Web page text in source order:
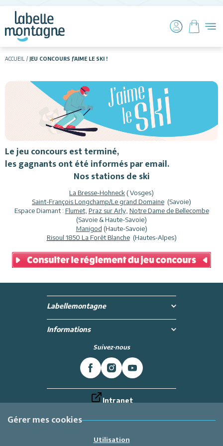
HIVER
CSE
CARTE BLANCHE
ACCUEIL JEU CONCOURS J'AIME LE SKI !
Le jeu concours est terminé,
les gagnants ont été informés par email.
Nos stations de ski
La Bresse-Hohneck( Vosges)
Saint-François Longchamp/Le grand Domaine (Savoie)
Espace Diamant : Flumet, Praz sur Arly, Notre Dame de Bellecombe
(Savoie & Haute-Savoie)
Manigod (Haute-Savoie)
Risoul 1850 La Forêt Blanche(Hautes-Alpes)
Labellemontagne
Informations
Suivez-nous
Intranet
Et recevez toutes les dernières actualités !
Gérer mes cookies
Utilisation